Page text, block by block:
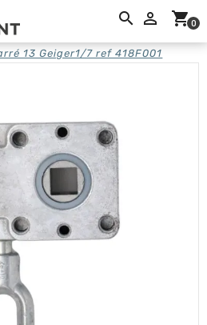
 shopping_cart0
13 Geiger1/7 ref 418F001